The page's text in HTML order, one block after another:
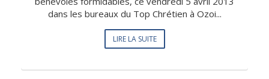
dans les bureaux du Top Chrétien à Ozoi...
LIRE LA SUITE